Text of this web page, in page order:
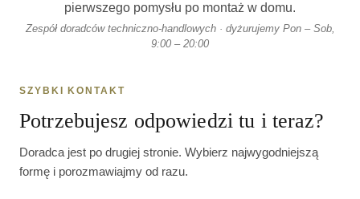
pierwszego pomysłu po montaż w domu.
Zespół doradców techniczno-handlowych · dyżurujemy Pon – Sob,
9:00 – 20:00
SZYBKI KONTAKT
Potrzebujesz odpowiedzi tu i teraz?
Doradca jest po drugiej stronie. Wybierz najwygodniejszą
formę i porozmawiajmy od razu.